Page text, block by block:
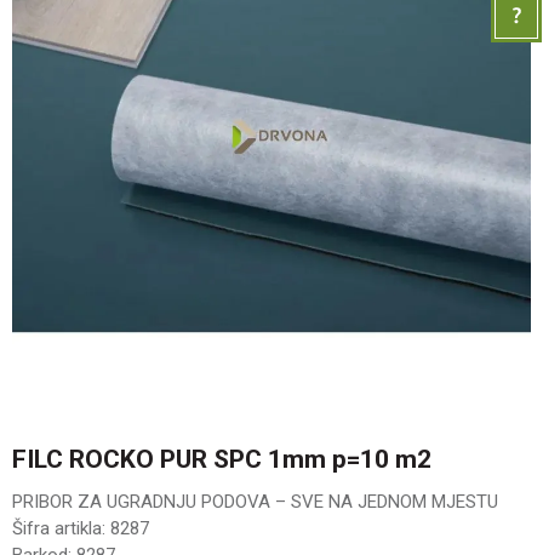
FILC ROCKO PUR SPC 1mm p=10 m2
PRIBOR ZA UGRADNJU PODOVA – SVE NA JEDNOM MJESTU
Šifra artikla: 8287